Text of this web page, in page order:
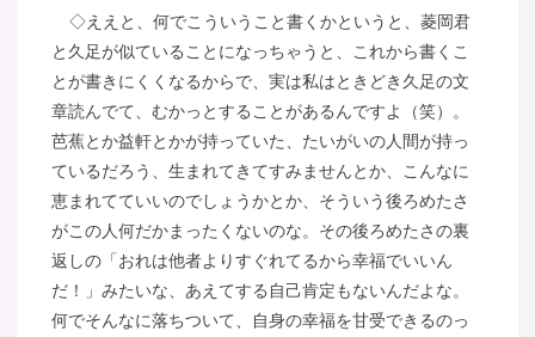
◇ええと、何でこういうこと書くかというと、菱岡君
と久足が似ていることになっちゃうと、これから書くこ
とが書きにくくなるからで、実は私はときどき久足の文
章読んでて、むかっとすることがあるんですよ（笑）。
芭蕉とか益軒とかが持っていた、たいがいの人間が持っ
ているだろう、生まれてきてすみませんとか、こんなに
恵まれてていいのでしょうかとか、そういう後ろめたさ
がこの人何だかまったくないのな。その後ろめたさの裏
返しの「おれは他者よりすぐれてるから幸福でいいん
だ！」みたいな、あえてする自己肯定もないんだよな。
何でそんなに落ちついて、自身の幸福を甘受できるのっ